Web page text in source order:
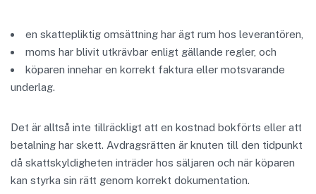
en skattepliktig omsättning har ägt rum hos leverantören,
moms har blivit utkrävbar enligt gällande regler, och
köparen innehar en korrekt faktura eller motsvarande
underlag.
Det är alltså inte tillräckligt att en kostnad bokförts eller att
betalning har skett. Avdragsrätten är knuten till den tidpunkt
då skattskyldigheten inträder hos säljaren och när köparen
kan styrka sin rätt genom korrekt dokumentation.